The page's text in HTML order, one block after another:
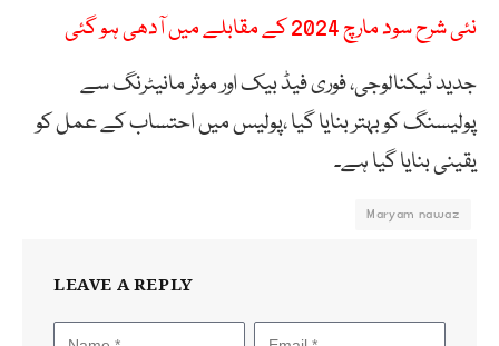
نئی شرح سود مارچ 2024 کے مقابلے میں آدھی ہو گئی
جدید ٹیکنالوجی، فوری فیڈ بیک اور موثر مانیٹرنگ سے
پولیسنگ کو بہتر بنایا گیا ،پولیس میں احتساب کے عمل کو
یقینی بنایا گیا ہے۔
Maryam nawaz
LEAVE A REPLY